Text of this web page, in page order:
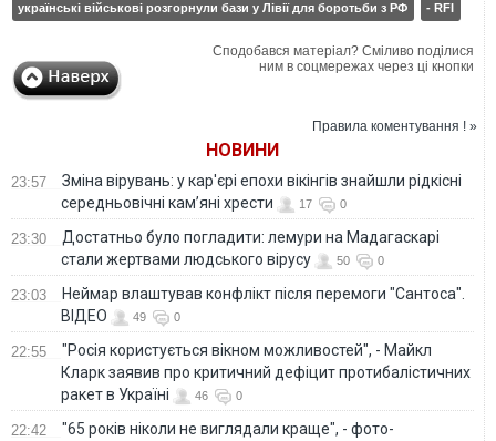
українські військові розгорнули бази у Лівії для боротьби з РФ - RFI
Сподобався матеріал? Сміливо поділися
ним в соцмережах через ці кнопки
Правила коментування ! »
НОВИНИ
23:57
Зміна вірувань: у кар'єрі епохи вікінгів знайшли рідкісні
середньовічні кам’яні хрести
17 0
23:30
Достатньо було погладити: лемури на Мадагаскарі
стали жертвами людського вірусу
50 0
23:03
Неймар влаштував конфлікт після перемоги "Сантоса".
ВІДЕО
49 0
22:55
"Росія користується вікном можливостей", - Майкл
Кларк заявив про критичний дефіцит протибалістичних
ракет в Україні
46 0
22:42
"65 років ніколи не виглядали краще", - фото-